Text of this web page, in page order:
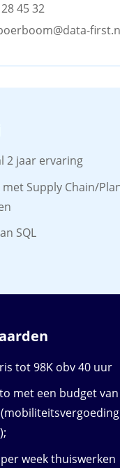
45 32
2 jaar ervaring
Supply Chain/
SQL
tot 98K obv 40 uur
met een budget
week thuiswerken